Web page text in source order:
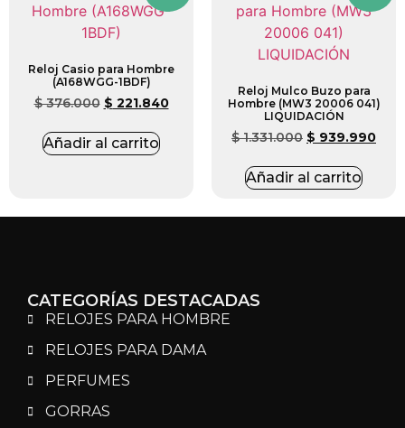
Reloj Casio para Hombre
(A168WGG-1BDF)
$376.000 $ 221.840
Añadir al carrito
Reloj Mulco Buzo para
Hombre (MW3 20006 041)
LIQUIDACIÓN
$1.331.000 $ 939.990
Añadir al carrito
CATEGORÍAS DESTACADAS
RELOJES PARA HOMBRE
RELOJES PARA DAMA
PERFUMES
GORRAS